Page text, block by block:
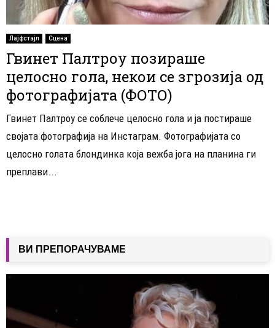
Лајфстајл Сцена
Гвинет Палтроу позираше
целосно гола, некои се згрозија од
фотографијата (ФОТО)
Гвинет Палтроу се соблече целосно гола и ја постираше
својата фотографија на Инстаграм. Фотографијата со
целосно голата блондинка која вежба јога на планина ги
преплави...
ВИ ПРЕПОРАЧУВАМЕ